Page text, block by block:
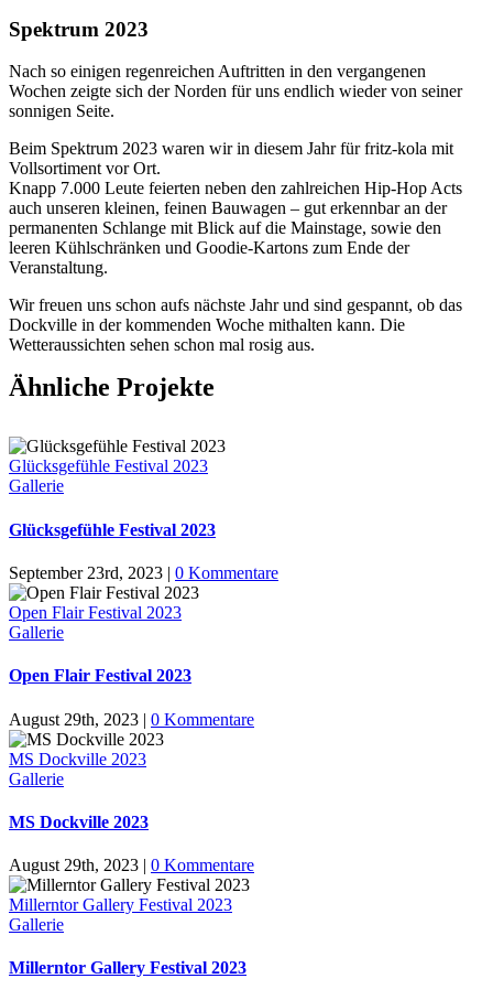
Spektrum 2023
Nach so einigen regenreichen Auftritten in den vergangenen
Wochen zeigte sich der Norden für uns endlich wieder von seiner
sonnigen Seite.
Beim Spektrum 2023 waren wir in diesem Jahr für fritz-kola mit
Vollsortiment vor Ort.
Knapp 7.000 Leute feierten neben den zahlreichen Hip-Hop Acts
auch unseren kleinen, feinen Bauwagen – gut erkennbar an der
permanenten Schlange mit Blick auf die Mainstage, sowie den
leeren Kühlschränken und Goodie-Kartons zum Ende der
Veranstaltung.
Wir freuen uns schon aufs nächste Jahr und sind gespannt, ob das
Dockville in der kommenden Woche mithalten kann. Die
Wetteraussichten sehen schon mal rosig aus.
Ähnliche Projekte
Glücksgefühle Festival 2023
Gallerie
Glücksgefühle Festival 2023
September 23rd, 2023 | 0 Kommentare
Open Flair Festival 2023
Gallerie
Open Flair Festival 2023
August 29th, 2023 | 0 Kommentare
MS Dockville 2023
Gallerie
MS Dockville 2023
August 29th, 2023 | 0 Kommentare
Millerntor Gallery Festival 2023
Gallerie
Millerntor Gallery Festival 2023